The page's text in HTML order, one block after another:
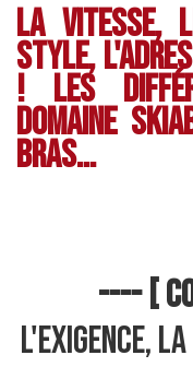
La vitesse,
style,
! Les
domaine
bras...
---- [
L'exigence,